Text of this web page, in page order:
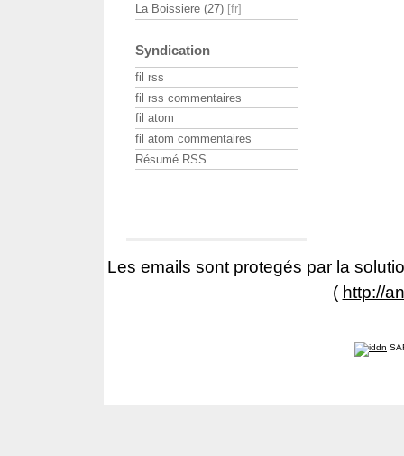
La Boissiere (27)
Syndication
fil rss
fil rss commentaires
fil atom
fil atom commentaires
Résumé RSS
Les emails sont protegés par la
( http://